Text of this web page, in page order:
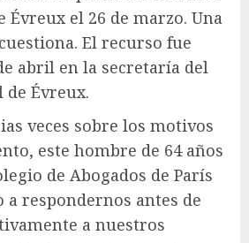
el 26 de marzo. Una
El recurso fue
abril en la secretaría del
Évreux.
veces sobre los motivos
este hombre de 64 años
de Abogados de París
a respondernos antes de
a nuestros